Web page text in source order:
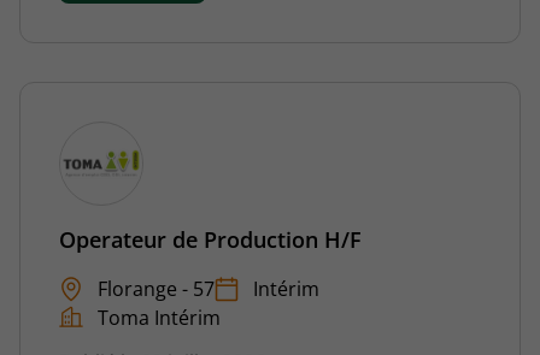
Operateur de Production H/F
Florange - 57
Intérim
Toma Intérim